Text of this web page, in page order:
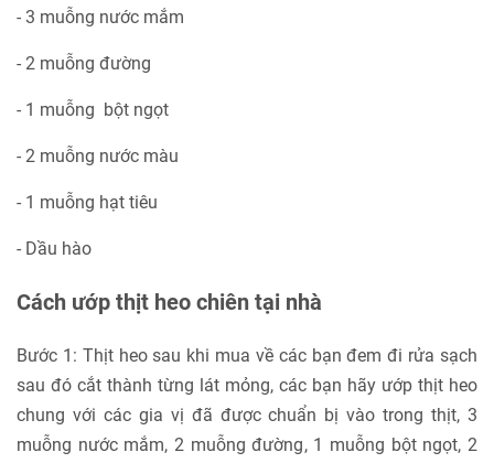
- 3 muỗng nước mắm
- 2 muỗng đường
- 1 muỗng bột ngọt
- 2 muỗng nước màu
- 1 muỗng hạt tiêu
- Dầu hào
Cách ướp thịt heo chiên tại nhà
Bước 1: Thịt heo sau khi mua về các bạn đem đi rửa sạch
sau đó cắt thành từng lát mỏng, các bạn hãy ướp thịt heo
chung với các gia vị đã được chuẩn bị vào trong thịt, 3
muỗng nước mắm, 2 muỗng đường, 1 muỗng bột ngọt, 2